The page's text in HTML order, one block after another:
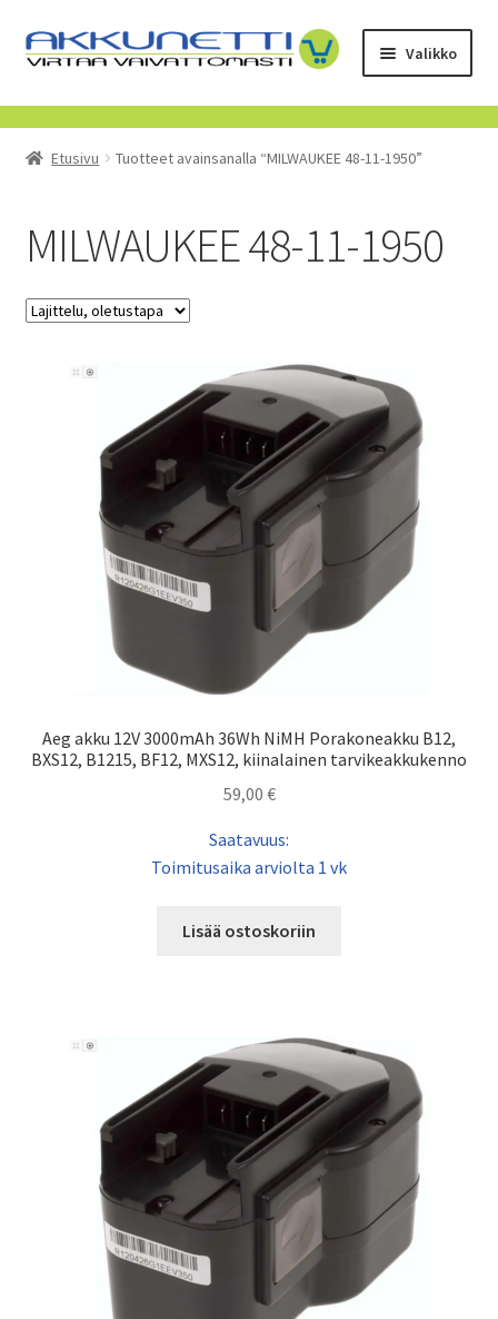
Siirry
navigointiin
Siirry
sisältöön
Valikko
Kauppa
Tietoa meistä
Etusivu Tuotteet avainsanalla “MILWAUKEE 48-11-1950”
MILWAUKEE 48-11-1950
Aeg akku 12V 3000mAh 36Wh NiMH Porakoneakku B12,
BXS12, B1215, BF12, MXS12, kiinalainen tarvikeakkukenno
59,00 €
Saatavuus:
Toimitusaika arviolta 1 vk
Lisää ostoskoriin